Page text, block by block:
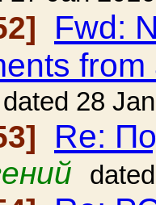
Fwd:
dated 28
Re: